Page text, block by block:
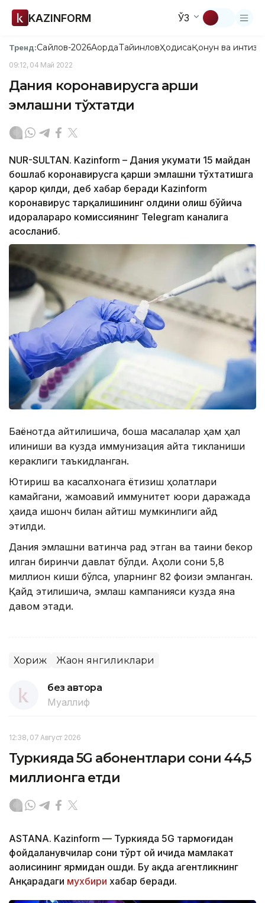
KAZINFORM ЎЗ
Тренд:Сайлов-2026АқордаТайинловҲодисаҚонун ва
09:12, 04 Май 2022
Дания коронавирусга қарши
эмлашни тўхтатди
NUR-SULTAN. Kazinform – Дания ҳукумати 15 майдан
бошлаб коронавирусга қарши эмлашни тўхтатишга
қарор қилди, деб хабар беради Kazinform
коронавирус тарқалишининг олдини олиш бўйича
идоралараро комиссиянинг Telegram каналига
асосланиб.
Баёнотда айтилишича, бошқа масалалар ҳам ҳал
қилиниши ва кузда иммунизация қайта тикланиши
кераклиги таъкидланган.
Юқтириш ва касалхонага ётқизиш ҳолатлари
камайгани, жамоавий иммунитет юқори даражада
ҳақида ишонч билан айтиш мумкинлиги қайд
этилди.
Дания эмлашни вақтинча рад этган ва тақиқни бекор
қилган биринчи давлат бўлди. Аҳоли сони 5,8
миллион киши бўлса, уларнинг 82 фоизи эмланган.
Қайд этилишича, эмлаш кампанияси кузда яна
давом этади.
Хориж Жаҳон янгиликлари
без автора
Муаллиф
12:38, 07 Август 2026
Туркияда 5G абонентлари сони 44,5
миллионга етди
ASTANA. Kazinform — Туркияда 5G тармоғидан
фойдаланувчилар сони тўрт ой ичида мамлакат
аҳолисининг ярмидан ошди. Бу ҳақда агентликнинг
Анқарадаги мухбири хабар беради.